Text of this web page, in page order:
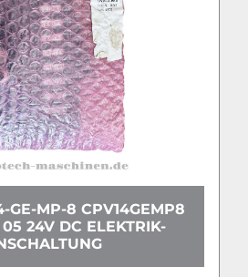
GE-MP-8 CPV14GEMP8
24V DC ELEKTRIK-